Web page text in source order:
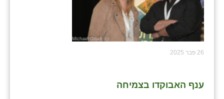
26 פבר 2025
ענף האבוקדו בצמיחה